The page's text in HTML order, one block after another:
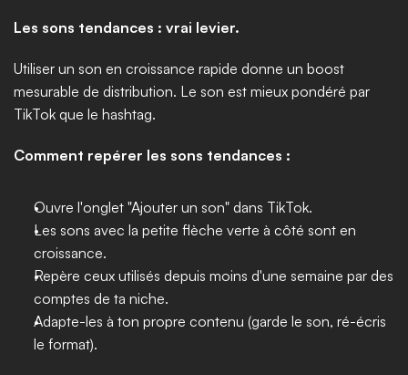
Les sons tendances : vrai levier.
Utiliser un son en croissance rapide donne un boost
mesurable de distribution. Le son est mieux pondéré par
TikTok que le hashtag.
Comment repérer les sons tendances :
Ouvre l'onglet "Ajouter un son" dans TikTok.
Les sons avec la petite flèche verte à côté sont en
croissance.
Repère ceux utilisés depuis moins d'une semaine par des
comptes de ta niche.
Adapte-les à ton propre contenu (garde le son, ré-écris
le format).